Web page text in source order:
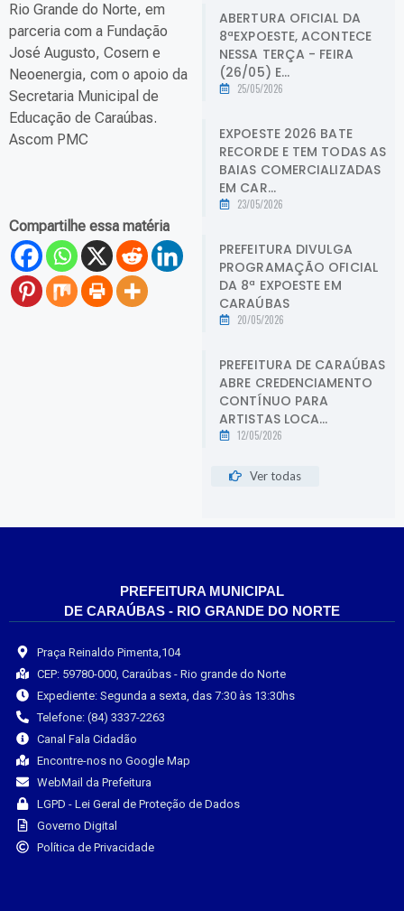
Rio Grande do Norte, em
parceria com a Fundação
José Augusto, Cosern e
Neoenergia, com o apoio da
Secretaria Municipal de
Educação de Caraúbas.
Ascom PMC
Compartilhe essa matéria
ABERTURA OFICIAL DA
8ªEXPOESTE, ACONTECE
NESSA TERÇA - FEIRA
(26/05) E...
25/05/2026
EXPOESTE 2026 BATE
RECORDE E TEM TODAS AS
BAIAS COMERCIALIZADAS
EM CAR...
23/05/2026
PREFEITURA DIVULGA
PROGRAMAÇÃO OFICIAL
DA 8ª EXPOESTE EM
CARAÚBAS
20/05/2026
PREFEITURA DE CARAÚBAS
ABRE CREDENCIAMENTO
CONTÍNUO PARA
ARTISTAS LOCA...
12/05/2026
Ver todas
PREFEITURA MUNICIPAL
DE CARAÚBAS - RIO GRANDE DO NORTE
Praça Reinaldo Pimenta,104
CEP: 59780-000, Caraúbas - Rio grande do Norte
Expediente: Segunda a sexta, das 7:30 às 13:30hs
Telefone: (84) 3337-2263
Canal Fala Cidadão
Encontre-nos no Google Map
WebMail da Prefeitura
LGPD - Lei Geral de Proteção de Dados
Governo Digital
Política de Privacidade